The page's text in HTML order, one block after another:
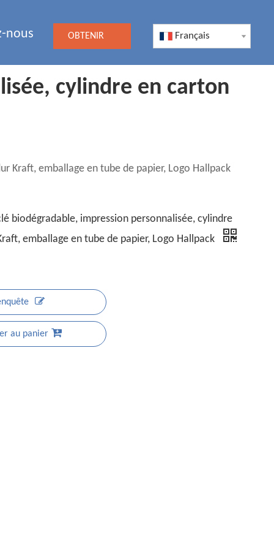
nous OBTENIR Français
cylindre en carton
Kraft, emballage en tube de papier, Logo Hallpack
biodégradable, impression personnalisée, cylindre
emballage en tube de papier, Logo Hallpack
au panier